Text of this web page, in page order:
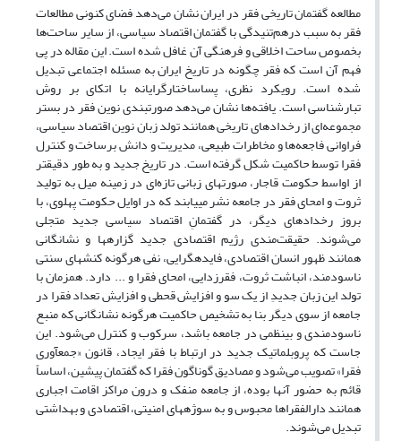
مطالعه گفتمان تاریخی فقر در ایران نشان می‌دهد فضای کنونی مطالعات
فقر به سبب درهم‌تنیدگی با گفتمان اقتصاد سیاسی، از سایر ساحت‌ها
بخصوص ساحت اخلاقی و فرهنگی آن غافل شده است. این مقاله در پی
فهم آن است که فقر چگونه در تاریخ ایران به مسئله اجتماعی تبدیل
شده است. رویکرد نظری، پساساختارگرایانه با اتکای بر روش
تبارشناسی است. یافته‌ها نشان می‌دهد صورتبندی نوین فقر در بستر
مجموعه‌ای از رخدادهای تاریخی همانند تولد زبان نوین اقتصاد سیاسی،
فراوانی فاجعه‌ها و مخاطرات طبیعی، مدیریت و دانش برساخت و کنترل
فقرا توسط حاکمیت شکل گرفته است. در تاریخ جدید و به طور دقیق­تر
از اواسط حکومت قاجار، صورت­های زبانی تازه‌ای در زمینه­ میل به تولید
ثروت و امحای فقر در جامعه نشر می­یابند که در اوایل حکومت پهلوی، با
بروز رخدادهای دیگر، در گفتمانِ اقتصاد سیاسی جدید متجلی
می‌شوند. حقیقت‌مندی رژیم اقتصادی جدید گزاره­ها و نشانگانی
همانند ظهور انسان اقتصادی، فایده­گرایی، نفی هرگونه کنش­های سنتی
ناسودمند، انباشت ثروت، فقرزدایی، امحای فقرا و ... دارد. همزمان با
تولد این زبان جدیدِ از یک سو و افزایش قحطی و افزایش تعداد فقرا در
جامعه از سوی دیگر بنا به تشخیص حاکمیت هرگونه نشانگانی که منبع
ناسودمندی و بی­نظمی در جامعه باشد، سرکوب و کنترل می‌شود. این
جاست که پروبلماتیک جدید در ارتباط با فقر ایجاد، قانون «جمع­آوری
فقرا» تصویب می‌شود و مصادیق گوناگون فقرا که گفتمان پیشین، اساساً
قائم به حضور آنها بوده، از جامعه منفک و درون مراکز اقامت اجباری
همانند دارالفقراها محبوس و به سوژه­های امنیتی، اقتصادی و بهداشتی
تبدیل می‌شوند.